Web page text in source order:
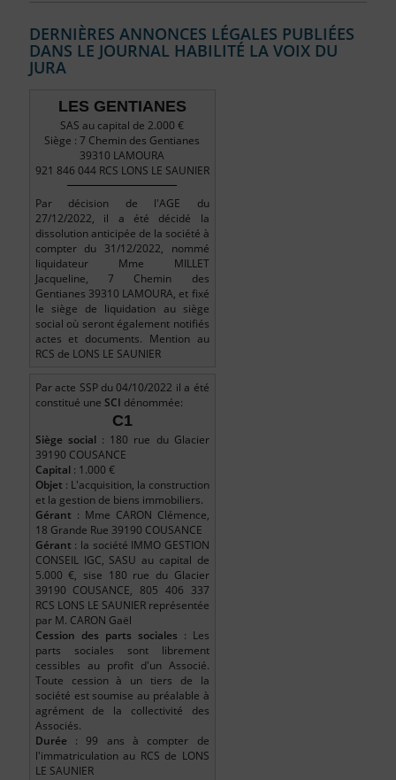
DERNIÈRES ANNONCES LÉGALES PUBLIÉES
DANS LE JOURNAL HABILITÉ LA VOIX DU
JURA
LES GENTIANES
SAS au capital de 2.000 €
Siège : 7 Chemin des Gentianes
39310 LAMOURA
921 846 044 RCS LONS LE SAUNIER
Par décision de l'AGE du
27/12/2022, il a été décidé la
dissolution anticipée de la société à
compter du 31/12/2022, nommé
liquidateur Mme MILLET
Jacqueline, 7 Chemin des
Gentianes 39310 LAMOURA, et fixé
le siège de liquidation au siège
social où seront également notifiés
actes et documents. Mention au
RCS de LONS LE SAUNIER
Par acte SSP du 04/10/2022 il a été
constitué une SCI dénommée:
C1
Siège social: 180 rue du Glacier
39190 COUSANCE
Capital: 1.000 €
Objet : L'acquisition, la construction
et la gestion de biens immobiliers.
Gérant : Mme CARON Clémence,
18 Grande Rue 39190 COUSANCE
Gérant : la société IMMO GESTION
CONSEIL IGC, SASU au capital de
5.000 €, sise 180 rue du Glacier
39190 COUSANCE, 805 406 337
RCS LONS LE SAUNIER représentée
par M. CARON Gaël
Cession des parts sociales : Les
parts sociales sont librement
cessibles au profit d'un Associé.
Toute cession à un tiers de la
société est soumise au préalable à
agrément de la collectivité des
Associés.
Durée : 99 ans à compter de
l'immatriculation au RCS de LONS
LE SAUNIER